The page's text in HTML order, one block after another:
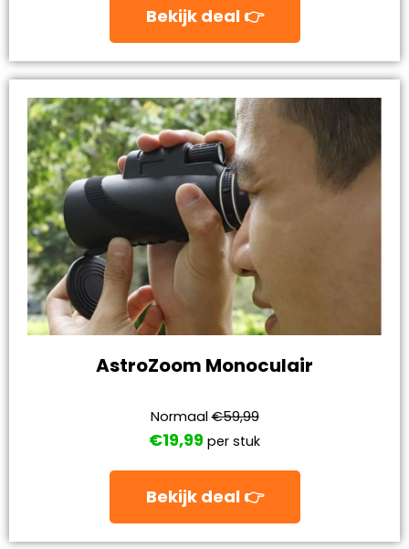
Bekijk deal 👉
AstroZoom Monoculair
Normaal€59,99
€19,99 per stuk
Bekijk deal 👉